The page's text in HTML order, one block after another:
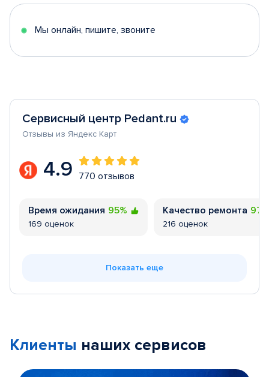
5
Мы онлайн, пишите, звоните
Сервисный центр Pedant.ru
Отзывы из Яндекс Карт
4.9 770 отзывов
Время ожидания 95%
169 оценок
Качество ремонта
216 оценок
Показать еще
Клиенты наших сервисов